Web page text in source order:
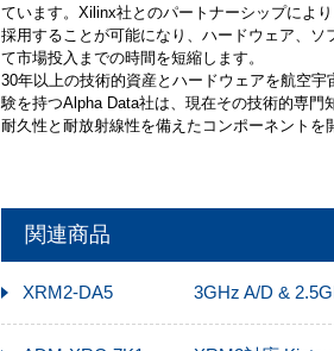
ています。Xilinx社とのパートナーシップによ
採用することが可能になり、ハードウェア、ソ
て市場投入までの時間を短縮します。
30年以上の技術的資産とハードウェアを航空
験を持つAlpha Data社は、現在その技術的専門
耐久性と耐放射線性を備えたコンポーネントを
関連商品
XRM2-DA5 3GHz A/D &